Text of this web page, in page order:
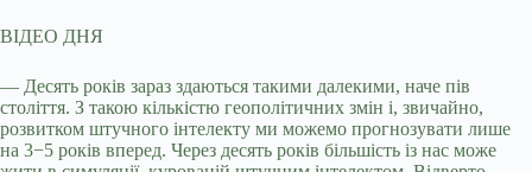
ВІДЕО ДНЯ
— Десять років зараз здаються такими далекими, наче пів
століття. З такою кількістю геополітичних змін і, звичайно,
розвитком штучного інтелекту ми можемо прогнозувати лише
на 3−5 років вперед. Через десять років більшість із нас може